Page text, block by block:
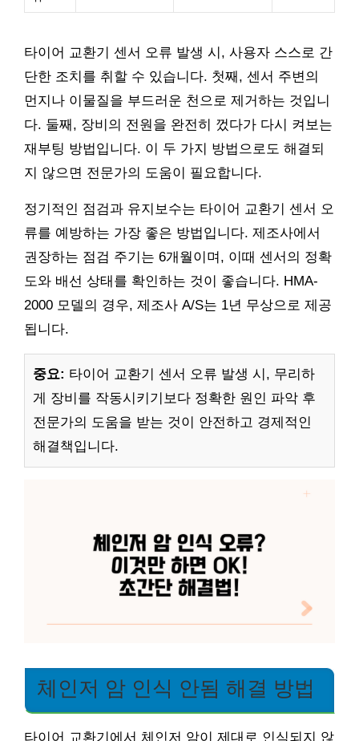
타이어 교환기 센서 오류 발생 시, 사용자 스스로 간
단한 조치를 취할 수 있습니다. 첫째, 센서 주변의
먼지나 이물질을 부드러운 천으로 제거하는 것입니
다. 둘째, 장비의 전원을 완전히 껐다가 다시 켜보는
재부팅 방법입니다. 이 두 가지 방법으로도 해결되
지 않으면 전문가의 도움이 필요합니다.
정기적인 점검과 유지보수는 타이어 교환기 센서 오
류를 예방하는 가장 좋은 방법입니다. 제조사에서
권장하는 점검 주기는 6개월이며, 이때 센서의 정확
도와 배선 상태를 확인하는 것이 좋습니다. HMA-
2000 모델의 경우, 제조사 A/S는 1년 무상으로 제공
됩니다.
중요: 타이어 교환기 센서 오류 발생 시, 무리하
게 장비를 작동시키기보다 정확한 원인 파악 후
전문가의 도움을 받는 것이 안전하고 경제적인
해결책입니다.
체인저 암 인식 안됨 해결 방법
타이어 교환기에서 체인저 암이 제대로 인식되지 않